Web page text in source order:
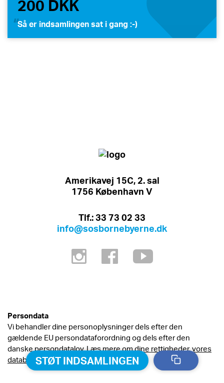
200 DKK
Så er indsamlingen sat i gang :-)
STØT INDSAMLINGEN
Amerikavej 15C, 2. sal
1756 København V
Tlf.: 33 73 02 33
info@sosbornebyerne.dk
Persondata
Vi behandler dine personoplysninger dels efter den
gældende EU persondataforordning og dels efter den
danske persondatalov. Læs mere omdine rettigheder, vores
databehandling og persondatapolitik.